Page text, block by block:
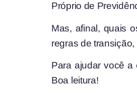
Próprio de
Mas, afinal, quais
regras de
Para ajudar você a
Boa leitura!